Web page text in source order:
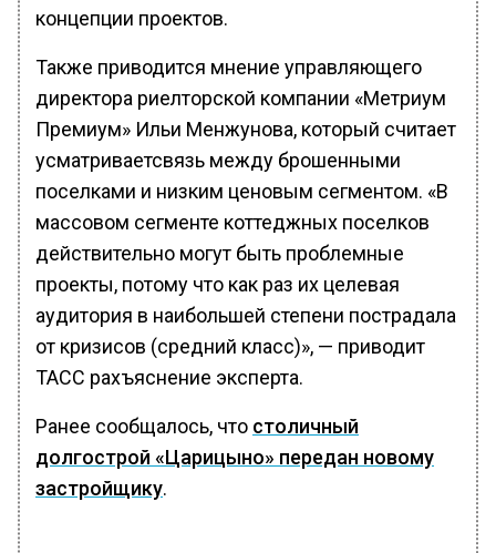
концепции проектов.
Также приводится мнение управляющего
директора риелторской компании «Метриум
Премиум» Ильи Менжунова, который считает
усматриваетсвязь между брошенными
поселками и низким ценовым сегментом. «В
массовом сегменте коттеджных поселков
действительно могут быть проблемные
проекты, потому что как раз их целевая
аудитория в наибольшей степени пострадала
от кризисов (средний класс)», — приводит
ТАСС рахъяснение эксперта.
Ранее сообщалось, что столичный
долгострой «Царицыно» передан новому
застройщику.